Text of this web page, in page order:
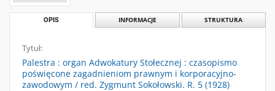
OPIS INFORMACJE STRUKTURA
Tytuł:
Palestra : organ Adwokatury Stołecznej : czasopismo
poświęcone zagadnieniom prawnym i korporacyjno-
zawodowym / red. Zygmunt Sokołowski. R. 5 (1928)